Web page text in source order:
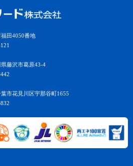
田4050番地
藤沢市葛原43-4
市花見川区宇那谷町1655